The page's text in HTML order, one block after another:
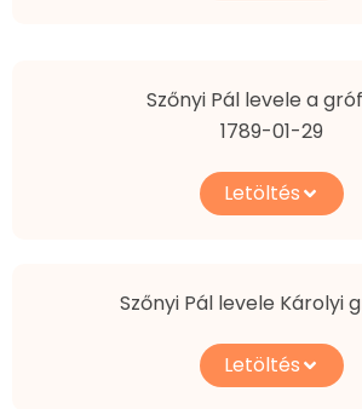
Szőnyi Pál levele a
1789-01-29
Letöltés
Szőnyi Pál levele Károlyi
Letöltés